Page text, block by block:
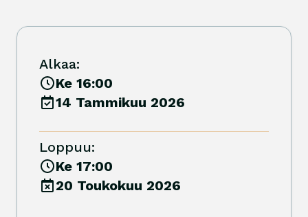
Alkaa:
Ke 16:00
14 Tammikuu 2026
Loppuu:
Ke 17:00
20 Toukokuu 2026